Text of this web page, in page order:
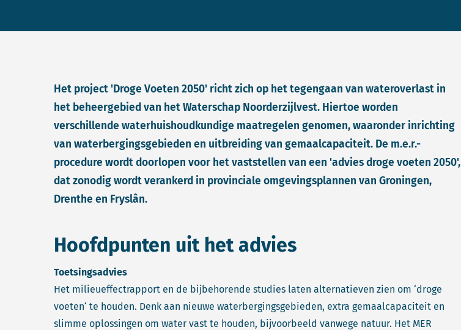
Het project 'Droge Voeten 2050' richt zich op het tegengaan van wateroverlast in
het beheergebied van het Waterschap Noorderzijlvest. Hiertoe worden
verschillende waterhuishoudkundige maatregelen genomen, waaronder inrichting
van waterbergingsgebieden en uitbreiding van gemaalcapaciteit. De m.e.r.-
procedure wordt doorlopen voor het vaststellen van een 'advies droge voeten 2050',
dat zonodig wordt verankerd in provinciale omgevingsplannen van Groningen,
Drenthe en Fryslân.
Hoofdpunten uit het advies
Toetsingsadvies
Het milieueffectrapport en de bijbehorende studies laten alternatieven zien om ‘droge
voeten‘ te houden. Denk aan nieuwe waterbergingsgebieden, extra gemaalcapaciteit en
slimme oplossingen om water vast te houden, bijvoorbeeld vanwege natuur. Het MER